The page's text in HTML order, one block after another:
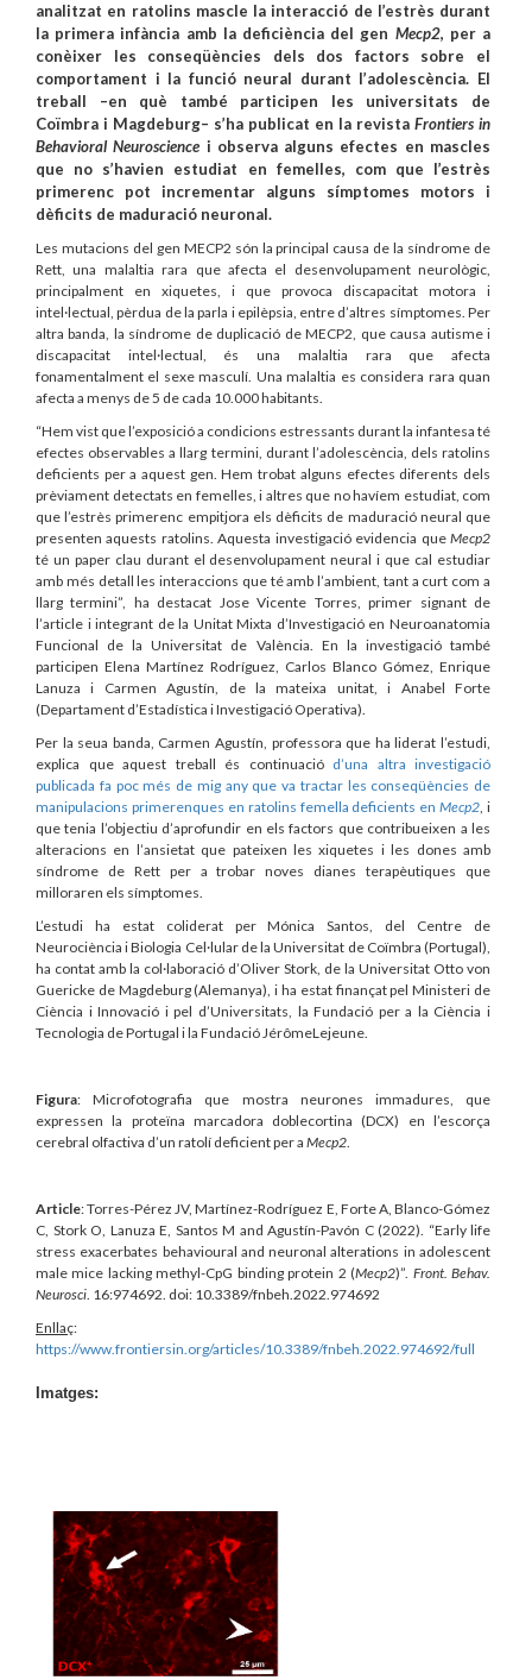
analitzat en ratolins mascle la interacció de l’estrès durant
la primera infància amb la deficiència del gen Mecp2, per a
conèixer les conseqüències dels dos factors sobre el
comportament i la funció neural durant l’adolescència. El
treball –en què també participen les universitats de
Coïmbra i Magdeburg– s’ha publicat en la revista Frontiers in
Behavioral Neuroscience i observa alguns efectes en mascles
que no s’havien estudiat en femelles, com que l’estrès
primerenc pot incrementar alguns símptomes motors i
dèficits de maduració neuronal.
Les mutacions del gen MECP2 són la principal causa de la síndrome de
Rett, una malaltia rara que afecta el desenvolupament neurològic,
principalment en xiquetes, i que provoca discapacitat motora i
intel·lectual, pèrdua de la parla i epilèpsia, entre d’altres símptomes. Per
altra banda, la síndrome de duplicació de MECP2, que causa autisme i
discapacitat intel·lectual, és una malaltia rara que afecta
fonamentalment el sexe masculí. Una malaltia es considera rara quan
afecta a menys de 5 de cada 10.000 habitants.
“Hem vist que l’exposició a condicions estressants durant la infantesa té
efectes observables a llarg termini, durant l’adolescència, dels ratolins
deficients per a aquest gen. Hem trobat alguns efectes diferents dels
prèviament detectats en femelles, i altres que no havíem estudiat, com
que l’estrès primerenc empitjora els dèficits de maduració neural que
presenten aquests ratolins. Aquesta investigació evidencia que Mecp2
té un paper clau durant el desenvolupament neural i que cal estudiar
amb més detall les interaccions que té amb l’ambient, tant a curt com a
llarg termini”, ha destacat Jose Vicente Torres, primer signant de
l’article i integrant de la Unitat Mixta d’Investigació en Neuroanatomia
Funcional de la Universitat de València. En la investigació també
participen Elena Martínez Rodríguez, Carlos Blanco Gómez, Enrique
Lanuza i Carmen Agustín, de la mateixa unitat, i Anabel Forte
(Departament d’Estadística i Investigació Operativa).
Per la seua banda, Carmen Agustín, professora que ha liderat l’estudi,
explica que aquest treball és continuació d’una altra investigació
publicada fa poc més de mig any que va tractar les conseqüències de
manipulacions primerenques en ratolins femella deficients enMecp2, i
que tenia l’objectiu d’aprofundir en els factors que contribueixen a les
alteracions en l’ansietat que pateixen les xiquetes i les dones amb
síndrome de Rett per a trobar noves dianes terapèutiques que
milloraren els símptomes.
L’estudi ha estat coliderat per Mónica Santos, del Centre de
Neurociència i Biologia Cel·lular de la Universitat de Coïmbra (Portugal),
ha contat amb la col·laboració d’Oliver Stork, de la Universitat Otto von
Guericke de Magdeburg (Alemanya), i ha estat finançat pel Ministeri de
Ciència i Innovació i pel d’Universitats, la Fundació per a la Ciència i
Tecnologia de Portugal i la Fundació JérômeLejeune.
Figura: Microfotografia que mostra neurones immadures, que
expressen la proteïna marcadora doblecortina (DCX) en l’escorça
cerebral olfactiva d’un ratolí deficient per a Mecp2.
Article: Torres-Pérez JV, Martínez-Rodríguez E, Forte A, Blanco-Gómez
C, Stork O, Lanuza E, Santos M and Agustín-Pavón C (2022). “Early life
stress exacerbates behavioural and neuronal alterations in adolescent
male mice lacking methyl-CpG binding protein 2 (Mecp2)”. Front. Behav.
Neurosci. 16:974692. doi: 10.3389/fnbeh.2022.974692
Enllaç:
https://www.frontiersin.org/articles/10.3389/fnbeh.2022.974692/full
Imatges: